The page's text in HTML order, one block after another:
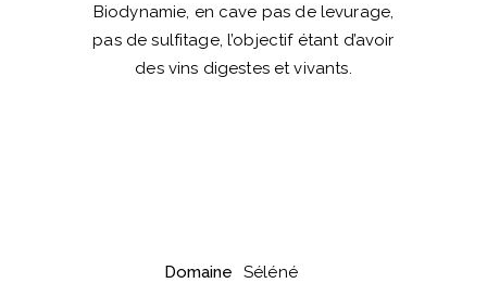
Biodynamie, en cave pas de levurage,
pas de sulfitage, l’objectif étant d’avoir
des vins digestes et vivants.
Domaine
Séléné